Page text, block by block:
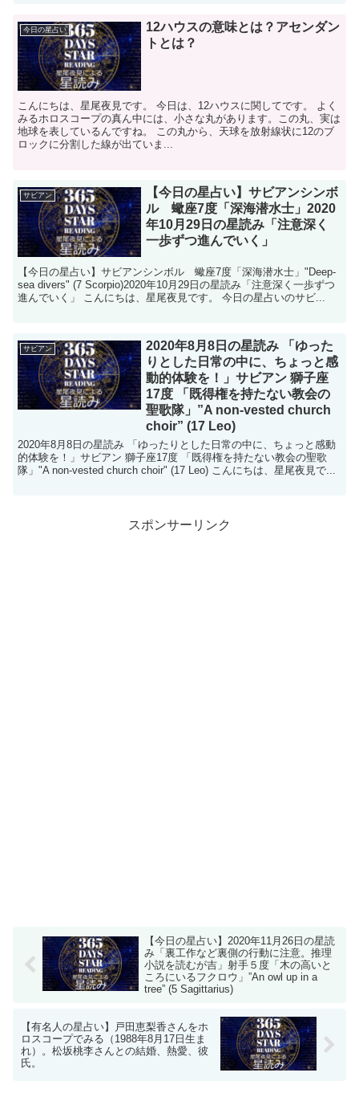
今日の星占い
12ハウスの意味とは？アセンダン
トとは？
こんにちは、星尾夜見です。 今日は、12ハウスに関してです。 よく
みるホロスコープの真ん中には、小さな丸があります。この丸、実は
地球を表しているんですね。 この丸から、天球を放射線状に12のブ
ロックに分割した線が出ていま...
サビアン
【今日の星占い】サビアンシンボ
ル 蠍座7度「深海潜水士」2020
年10月29日の星読み「注意深く
一歩ずつ進んでいく」
【今日の星占い】サビアンシンボル 蠍座7度「深海潜水士」"Deep-
sea divers" (7 Scorpio)2020年10月29日の星読み「注意深く一歩ずつ
進んでいく」 こんにちは、星尾夜見です。 今日の星占いのサビ...
サビアン
2020年8月8日の星読み 「ゆった
りとした日常の中に、ちょっと感
動的体験を！」サビアン 獅子座
17度 「既得権を持たない教会の
聖歌隊」”A non-vested church
choir” (17 Leo)
2020年8月8日の星読み 「ゆったりとした日常の中に、ちょっと感動
的体験を！」サビアン 獅子座17度 「既得権を持たない教会の聖歌
隊」"A non-vested church choir" (17 Leo) こんにちは、星尾夜見で...
スポンサーリンク
【今日の星占い】2020年11月26日の星読
み「裏工作など裏側の行動に注意。推理
小説を読むが吉」射手５度「木の高いと
ころにいるフクロウ」”An owl up in a
tree” (5 Sagittarius)
【有名人の星占い】戸田恵梨香さんをホ
ロスコープでみる（1988年8月17日生ま
れ）。松坂桃李さんとの結婚、熱愛、彼
氏。